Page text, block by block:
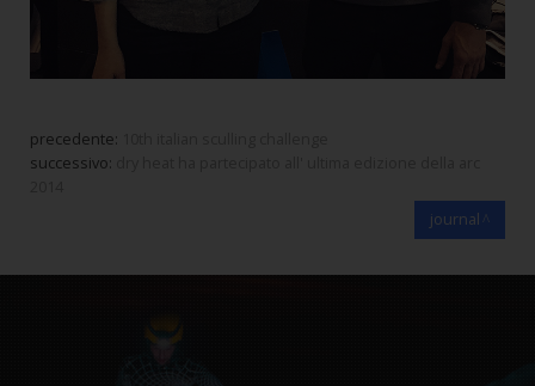
precedente:
successivo:
journal